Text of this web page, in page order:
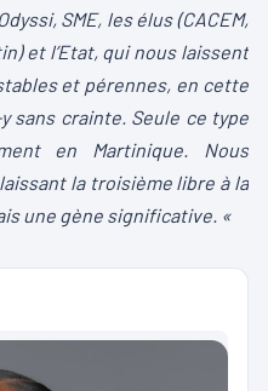
SME, les élus (CACEM,
et l’Etat, qui nous laissent
et pérennes, en cette
sans crainte. Seule ce type
en Martinique. Nous
la troisième libre à la
une gène significative. «